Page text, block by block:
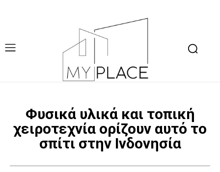
Φυσικά υλικά και τοπική
χειροτεχνία ορίζουν αυτό το
σπίτι στην Ινδονησία